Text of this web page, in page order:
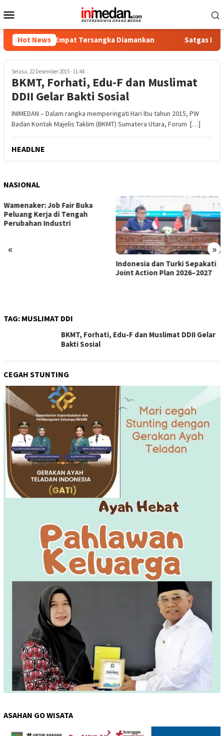
ke
Mobile
Hot News
Empat Tersangka Diamankan Satgas PRR Pacu
Selasa, 22 Desember 2015 - 11:44
BKMT, Forhati, Edu-F dan Muslimat
DDII Gelar Bakti Sosial
INIMEDAN – Dalam rangka memperingati Hari Ibu tahun 2015, PW
Badan Kontak Majelis Taklim (BKMT) Sumatera Utara, Forum […]
HEADLNE
NASIONAL
« »
Wamenaker: Job Fair Buka
Peluang Kerja di Tengah
Perubahan Industri
Indonesia dan Turki Sepakati
Joint Action Plan 2026–2027
TAG: MUSLIMAT DDI
BKMT, Forhati, Edu-F dan Muslimat DDII Gelar
Bakti Sosial
CEGAH STUNTING
ASAHAN GO WISATA
Pemutar